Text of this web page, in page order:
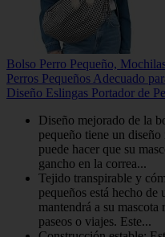
Bolso Perro Pequeño,
Perros Pequeños Adecuado
Diseño Eslingas Portador de
Diseño mejorado de la
pequeño tiene un
puede hacer que su
gancho en la correa...
Tejido transpirable y
pequeños está hecho
mantendrá a su
paseos o viajes. Este...